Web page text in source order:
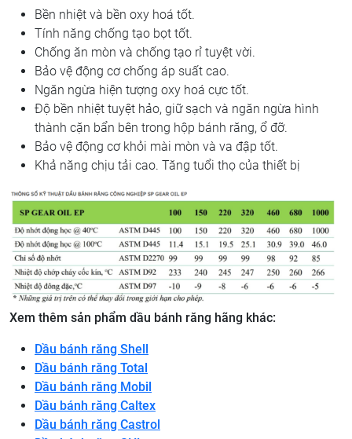
Bền nhiệt và bền oxy hoá tốt.
Tính năng chống tạo bọt tốt.
Chống ăn mòn và chống tạo rỉ tuyệt vời.
Bảo vệ động cơ chống áp suất cao.
Ngăn ngừa hiện tượng oxy hoá cực tốt.
Độ bền nhiệt tuyệt hảo, giữ sạch và ngăn ngừa hình
thành cặn bẩn bên trong hộp bánh răng, ổ đỡ.
Bảo vệ động cơ khỏi mài mòn và va đập tốt.
Khả năng chịu tải cao. Tăng tuổi thọ của thiết bị
Xem thêm sản phẩm dầu bánh răng hãng khác:
Dầu bánh răng Shell
Dầu bánh răng Total
Dầu bánh răng Mobil
Dầu bánh răng Caltex
Dầu bánh răng Castrol